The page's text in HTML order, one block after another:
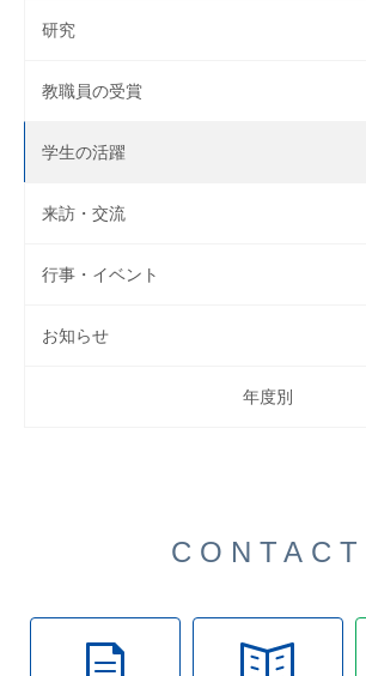
研究
教職員の受賞
学生の活躍
来訪・交流
行事・イベント
お知らせ
年度別
CONTACT